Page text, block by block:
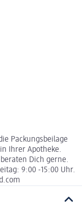
Packungsbeilage
Ihrer Apotheke.
Dich gerne.
9:00 -15:00 Uhr.